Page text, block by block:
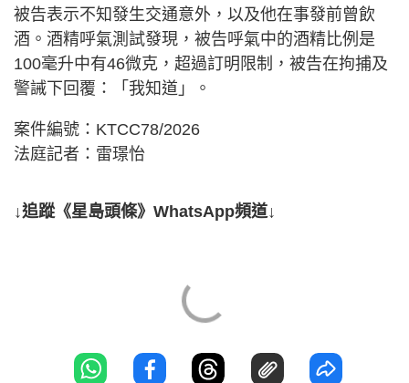
被告表示不知發生交通意外，以及他在事發前曾飲
酒。酒精呼氣測試發現，被告呼氣中的酒精比例是
100毫升中有46微克，超過訂明限制，被告在拘捕及
警誡下回覆：「我知道」。
案件編號：KTCC78/2026
法庭記者：雷璟怡
↓追蹤《星島頭條》WhatsApp頻道↓